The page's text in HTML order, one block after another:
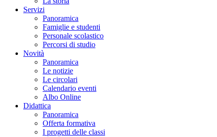
Servizi
Panoramica
Famiglie e studenti
Personale scolastico
Percorsi di studio
Novità
Panoramica
Le notizie
Le circolari
Calendario eventi
Albo Online
Didattica
Panoramica
Offerta formativa
I progetti delle classi